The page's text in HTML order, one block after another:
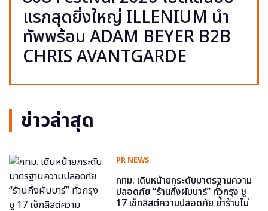
แรกสุดยิ่งใหญ่ ILLENIUM นำ
ทัพพร้อม ADAM BEYER B2B
CHRIS AVANTGARDE
ข่าวล่าสุด
PR NEWS
กทม. เดินหน้ายกระดับมาตรฐานความ
ปลอดภัย “ร้านกึ่งผับบาร์” ทั่วกรุง ชู
17 เช็กลิสต์ความปลอดภัย ย้ำร้านไม่